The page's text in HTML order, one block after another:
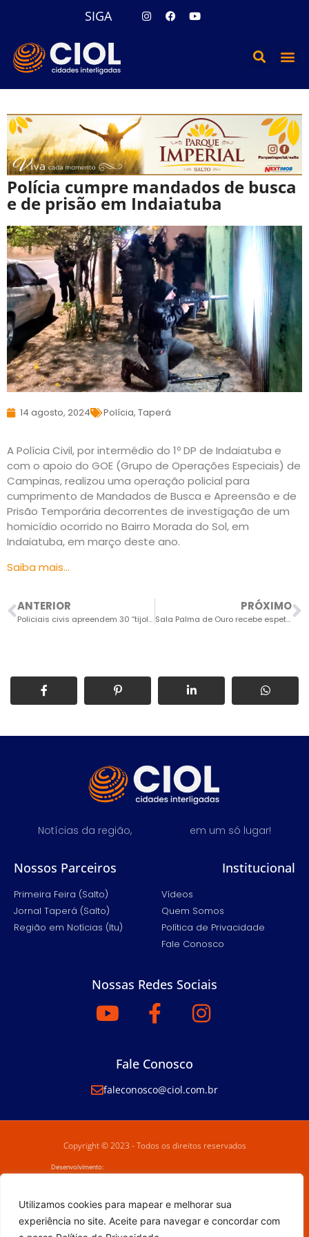
Utilizamos cookies para mapear e melhorar sua
experiência no site. Aceite para navegar e concordar com
SIGA
Polícia cumpre mandados de busca
e de prisão em Indaiatuba
14 agosto, 2024 Polícia, Taperá
A Polícia Civil, por intermédio do 1º DP de Indaiatuba e
com o apoio do GOE (Grupo de Operações Especiais) de
Campinas, realizou uma operação policial para
cumprimento de Mandados de Busca e Apreensão e de
Prisão Temporária decorrentes de investigação de um
homicídio ocorrido no Bairro Morada do Sol, em
Indaiatuba, em março deste ano.
Saiba mais…
ANTERIOR
Policiais civis apreendem 30 “tijolos” de maconha e prendem homem
PRÓXIMO
Sala Palma de Ouro recebe espetáculo teatral “As Três Marias”
Notícias da região, em um só lugar!
Nossos Parceiros
Primeira Feira (Salto)
Jornal Taperá (Salto)
Região em Notícias (Itu)
Institucional
Vídeos
Quem Somos
Política de Privacidade
Fale Conosco
Nossas Redes Sociais
Fale Conosco
faleconosco@ciol.com.br
Copyright © 2023 - Todos os direitos reservados
Desenvolvimento: